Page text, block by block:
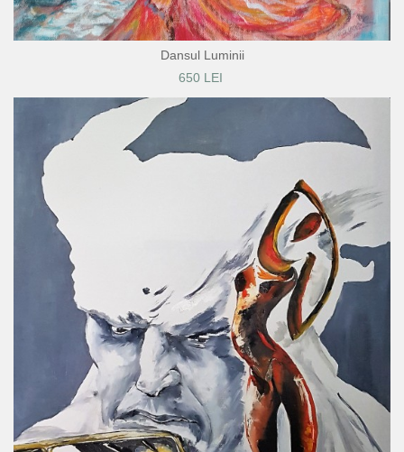
Dansul Luminii
650 LEI